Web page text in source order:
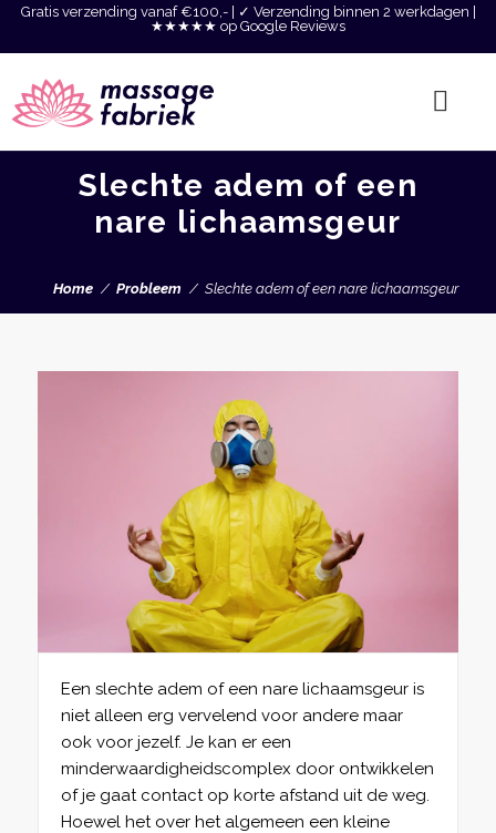
Gratis verzending vanaf €100,- | ✓ Verzending binnen 2 werkdagen |
★★★★★ op Google Reviews
Slechte adem of een
nare lichaamsgeur
Home Probleem Slechte adem of een nare lichaamsgeur
Een slechte adem of een nare lichaamsgeur is
niet alleen erg vervelend voor andere maar
ook voor jezelf. Je kan er een
minderwaardigheidscomplex door ontwikkelen
of je gaat contact op korte afstand uit de weg.
Hoewel het over het algemeen een kleine